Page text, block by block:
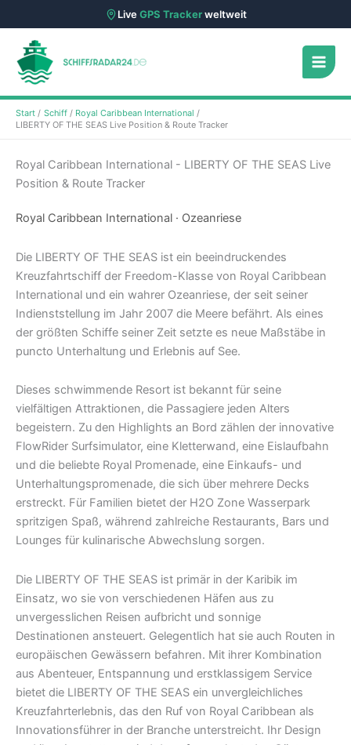
LiveGPS Trackerweltweit
Inhalt
springen
Start Schiff
Royal Caribbean International
LIBERTY OF THE SEAS Live Position & Route Tracker
Royal Caribbean International - LIBERTY OF THE SEAS Live
Position & Route Tracker
Royal Caribbean International · Ozeanriese
Die LIBERTY OF THE SEAS ist ein beeindruckendes
Kreuzfahrtschiff der Freedom-Klasse von Royal Caribbean
International und ein wahrer Ozeanriese, der seit seiner
Indienststellung im Jahr 2007 die Meere befährt. Als eines
der größten Schiffe seiner Zeit setzte es neue Maßstäbe in
puncto Unterhaltung und Erlebnis auf See.
Dieses schwimmende Resort ist bekannt für seine
vielfältigen Attraktionen, die Passagiere jeden Alters
begeistern. Zu den Highlights an Bord zählen der innovative
FlowRider Surfsimulator, eine Kletterwand, eine Eislaufbahn
und die beliebte Royal Promenade, eine Einkaufs- und
Unterhaltungspromenade, die sich über mehrere Decks
erstreckt. Für Familien bietet der H2O Zone Wasserpark
spritzigen Spaß, während zahlreiche Restaurants, Bars und
Lounges für kulinarische Abwechslung sorgen.
Die LIBERTY OF THE SEAS ist primär in der Karibik im
Einsatz, wo sie von verschiedenen Häfen aus zu
unvergesslichen Reisen aufbricht und sonnige
Destinationen ansteuert. Gelegentlich hat sie auch Routen in
europäischen Gewässern befahren. Mit ihrer Kombination
aus Abenteuer, Entspannung und erstklassigem Service
bietet die LIBERTY OF THE SEAS ein unvergleichliches
Kreuzfahrterlebnis, das den Ruf von Royal Caribbean als
Innovationsführer in der Branche unterstreicht. Ihr Design